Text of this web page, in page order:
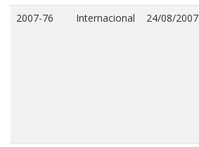
2007-76 Internacional 24/08/2007